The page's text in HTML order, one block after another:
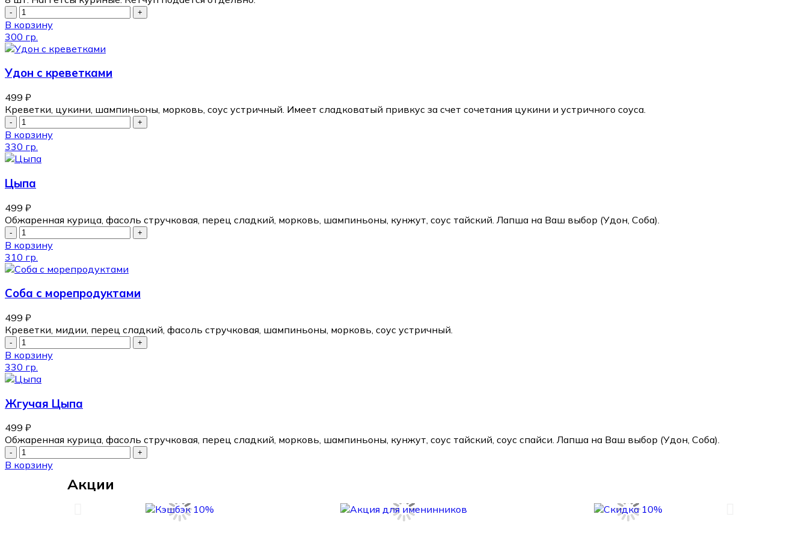
В корзину
300 гр.
Удон с креветками
499 ₽
Креветки, цукини, шампиньоны, морковь, соус устричный. Имеет сладковатый привкус за счет сочетания цукини и устричного соуса.
В корзину
330 гр.
Цыпа
499 ₽
Обжаренная курица, фасоль стручковая, перец сладкий, морковь, шампиньоны, кунжут, соус тайский. Лапша на Ваш выбор (Удон, Соба).
В корзину
310 гр.
Соба с морепродуктами
499 ₽
Креветки, мидии, перец сладкий, фасоль стручковая, шампиньоны, морковь, соус устричный.
В корзину
330 гр.
Жгучая Цыпа
499 ₽
Обжаренная курица, фасоль стручковая, перец сладкий, морковь, шампиньоны, кунжут, соус тайский, соус спайси. Лапша на Ваш выбор (Удон, Соба).
В корзину
Акции